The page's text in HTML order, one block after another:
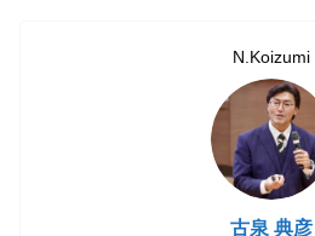
N.Koizumi
古泉 典彦